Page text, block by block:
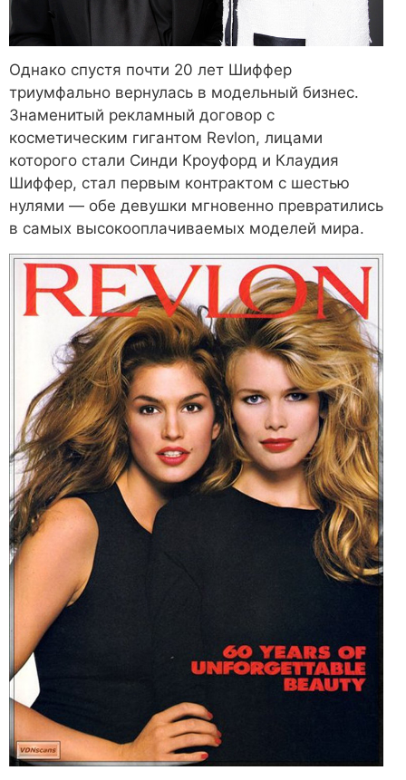
Однако спустя почти 20 лет Шиффер
триумфально вернулась в модельный бизнес.
Знаменитый рекламный договор с
косметическим гигантом Revlon, лицами
которого стали Синди Кроуфорд и Клаудия
Шиффер, стал первым контрактом с шестью
нулями — обе девушки мгновенно превратились
в самых высокооплачиваемых моделей мира.